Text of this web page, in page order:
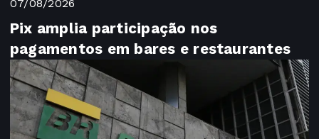
07/08/2026
Pix amplia participação nos
pagamentos em bares e restaurantes